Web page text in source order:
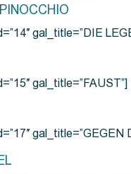
gal_title=”DIE
gal_title=”FAUST”]
gal_title=”GEGEN